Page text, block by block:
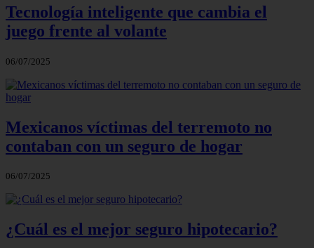
Tecnología inteligente que cambia el
juego frente al volante
06/07/2025
Mexicanos víctimas del terremoto no
contaban con un seguro de hogar
06/07/2025
¿Cuál es el mejor seguro hipotecario?